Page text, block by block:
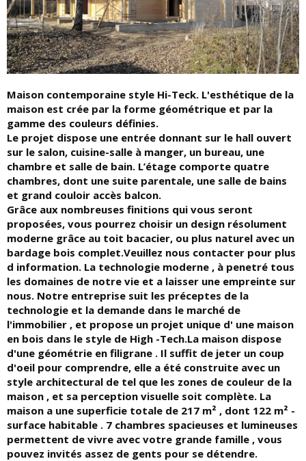
Maison contemporaine style Hi-Teck. L'esthétique de la
maison est crée par la forme géométrique et par la
gamme des couleurs définies.
Le projet dispose une entrée donnant sur le hall ouvert
sur le salon, cuisine-salle à manger, un bureau, une
chambre et salle de bain. L’étage comporte quatre
chambres, dont une suite parentale, une salle de bains
et grand couloir accès balcon.
Grâce aux nombreuses finitions qui vous seront
proposées, vous pourrez choisir un design résolument
moderne grâce au toit bacacier, ou plus naturel avec un
bardage bois complet.Veuillez nous contacter pour plus
d information. La technologie moderne , à penetré tous
les domaines de notre vie et a laisser une empreinte sur
nous. Notre entreprise suit les préceptes de la
technologie et la demande dans le marché de
l'immobilier , et propose un projet unique d' une maison
en bois dans le style de High -Tech.La maison dispose
d'une géométrie en filigrane . Il suffit de jeter un coup
d'oeil pour comprendre, elle a été construite avec un
style architectural de tel que les zones de couleur de la
maison , et sa perception visuelle soit complète. La
maison a une superficie totale de 217 m² , dont 122 m² -
surface habitable . 7 chambres spacieuses et lumineuses
permettent de vivre avec votre grande famille , vous
pouvez invités assez de gents pour se détendre.